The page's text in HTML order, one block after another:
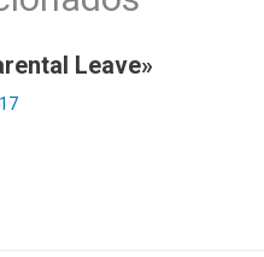
Leave»